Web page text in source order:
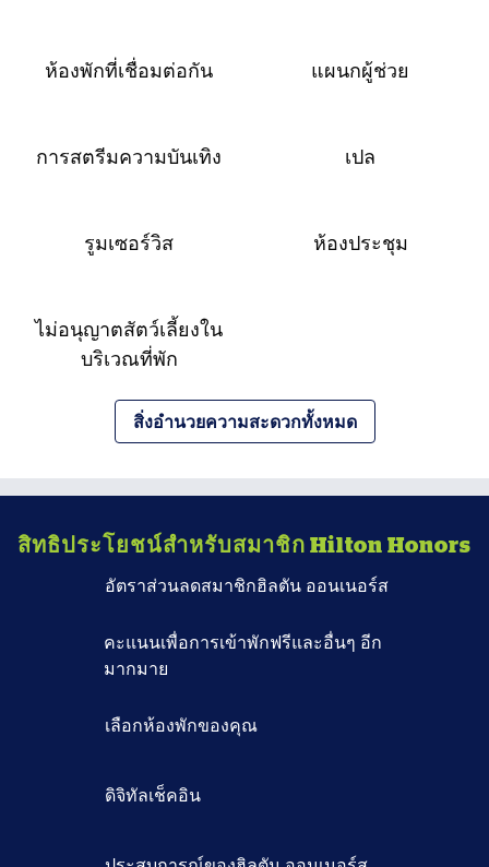
ห้องพักที่เชื่อมต่อกัน แผนกผู้ช่วย
การสตรีมความบันเทิง เปล
รูมเซอร์วิส ห้องประชุม
ไม่อนุญาตสัตว์เลี้ยงใน
บริเวณที่พัก
สิ่งอํานวยความสะดวกทั้งหมด
สิทธิประโยชน์สำหรับสมาชิก Hilton Honors
อัตราส่วนลดสมาชิกฮิลตัน ออนเนอร์ส
คะแนนเพื่อการเข้าพักฟรีและอื่นๆ อีก
มากมาย
เลือกห้องพักของคุณ
ดิจิทัลเช็คอิน